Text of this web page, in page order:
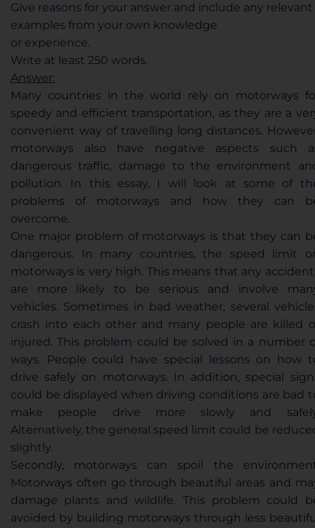
Give reasons for your answer and include any relevant
examples from your own knowledge
or experience.
Write at least 250 words.
Answer:
Many countries in the world rely on motorways
speedy and efficient transportation, as they are a
convenient way of travelling long distances.
motorways also have negative aspects such
dangerous traffic, damage to the environment
pollution. In this essay, I will look at some of
problems of motorways and how they can
overcome.
One major problem of motorways is that they can
dangerous. In many countries, the speed limit
motorways is very high. This means that any
are more likely to be serious and involve
vehicles. Sometimes in bad weather, several
crash into each other and many people are killed
injured. This problem could be solved in a number
ways. People could have special lessons on how
drive safely on motorways. In addition, special
could be displayed when driving conditions are bad
make people drive more slowly and
Alternatively, the general speed limit could be
slightly.
Secondly, motorways can spoil the
Motorways often go through beautiful areas and
damage plants and wildlife. This problem could
avoided by building motorways through less